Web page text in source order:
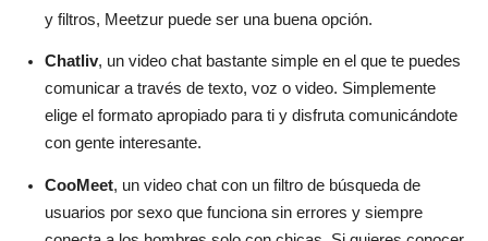
y filtros, Meetzur puede ser una buena opción.
Chatliv, un video chat bastante simple en el que te puedes
comunicar a través de texto, voz o video. Simplemente
elige el formato apropiado para ti y disfruta comunicándote
con gente interesante.
CooMeet, un video chat con un filtro de búsqueda de
usuarios por sexo que funciona sin errores y siempre